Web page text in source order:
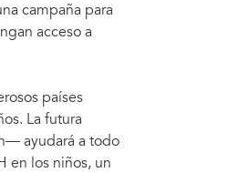
campaña para
acceso a
países
La futura
ayudará a todo
en los niños, un